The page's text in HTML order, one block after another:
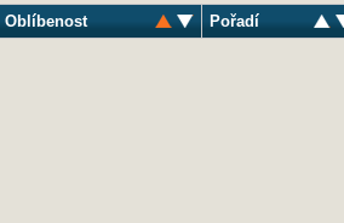
Oblíbenost Pořadí